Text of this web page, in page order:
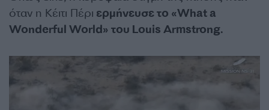
όταν η Κέιτι Πέρι ερμήνευσε το «What a
Wonderful World» του Louis Armstrong.